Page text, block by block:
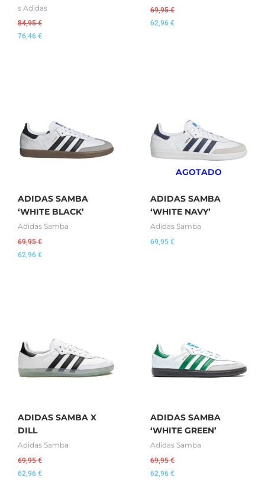
s Adidas
84,95€
76,46 €
69,95€
62,96 €
ADIDAS SAMBA
‘WHITE BLACK’
Adidas Samba
69,95€
62,96 €
AGOTADO
ADIDAS SAMBA
‘WHITE NAVY’
Adidas Samba
69,95 €
ADIDAS SAMBA X
DILL
Adidas Samba
69,95€
62,96 €
ADIDAS SAMBA
‘WHITE GREEN’
Adidas Samba
69,95€
62,96 €